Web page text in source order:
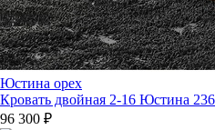
Юстина орех
Кровать двойная 2-16 Юстина
96 300 ₽